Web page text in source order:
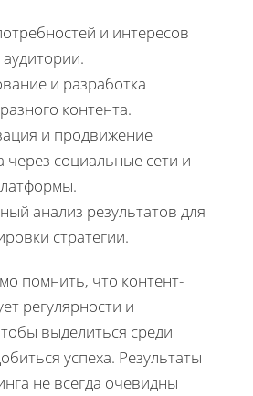
и интересов
и разработка
контента.
и продвижение
через социальные сети и
анализ результатов для
стратегии.
помнить, что контент-
регулярности и
выделиться среди
успеха. Результаты
не всегда очевидны